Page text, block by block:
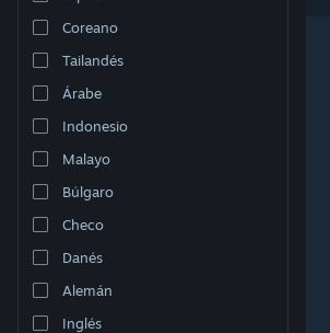
Descargar Steam Mobile
Ver versión clásica
Coreano
Tailandés
Árabe
Indonesio
Malayo
Búlgaro
Checo
Danés
Alemán
Inglés